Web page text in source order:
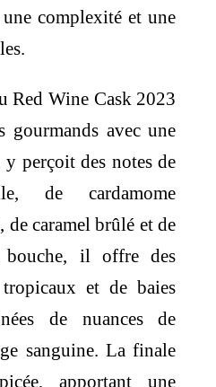
complexité et une
Red Wine Cask 2023
gourmands avec une
perçoit des notes de
de cardamome
de caramel brûlé et de
il offre des
et de baies
de nuances de
sanguine. La finale
apportant une